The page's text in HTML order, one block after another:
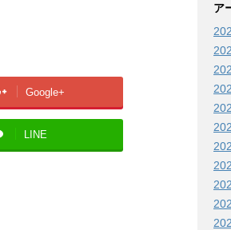
Google+
LINE
ア